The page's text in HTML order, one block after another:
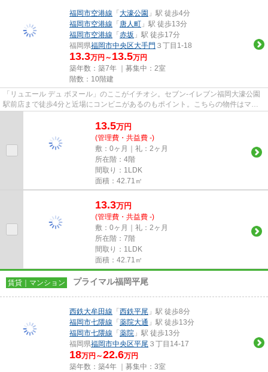
福岡市空港線 「大濠公園 」駅 徒歩4分
福岡市空港線 「唐人町 」駅 徒歩13分
福岡市空港線 「赤坂 」駅 徒歩17分
福岡県福岡市中央区大手門 ３丁目1-18
13.3万円～ 13.5万円
築年数：築7年 ｜募集中： 2室
階数：10階建
「リュエール デュ ボヌール」のここがイチオシ。セブン-イレブン福岡大濠公園
駅前店まで徒歩4分と近場にコンビニがあるのもポイント。こちらの物件はマン
ションです。共用部には敷地...
13.5万円
(管理費・共益費 -)
敷：0ヶ月｜礼：2ヶ月
所在階：4階
間取り：1LDK
面積：42.71㎡
13.3万円
(管理費・共益費 -)
敷：0ヶ月｜礼：2ヶ月
所在階：7階
間取り：1LDK
面積：42.71㎡
賃貸｜マンション プライマル福岡平尾
西鉄大牟田線 「西鉄平尾 」駅 徒歩8分
福岡市七隈線 「薬院大通 」駅 徒歩13分
福岡市七隈線 「薬院 」駅 徒歩13分
福岡県福岡市中央区平尾 ３丁目14-17
18万円～22.6万円
築年数：築4年 ｜募集中： 3室